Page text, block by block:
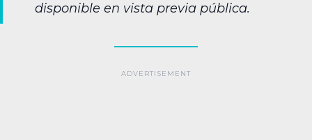
disponible en vista previa pública.